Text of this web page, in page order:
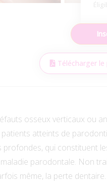
Télécharger
osseux verticaux ou
atteints de
qui constituent
parodontale. Non
même, la perte